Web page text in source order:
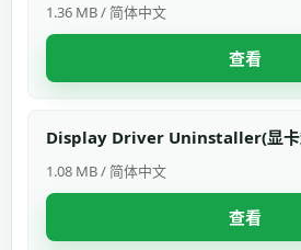
1.36 MB / 简体中文
查看
Display Driver Uninstaller(显卡
1.08 MB / 简体中文
查看